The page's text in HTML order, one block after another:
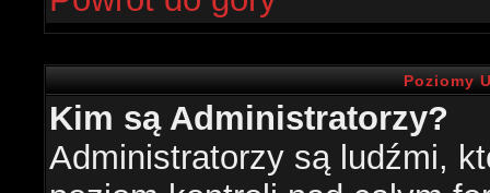
Poziomy
Kim są Administratorzy?
Administratorzy są ludźmi,